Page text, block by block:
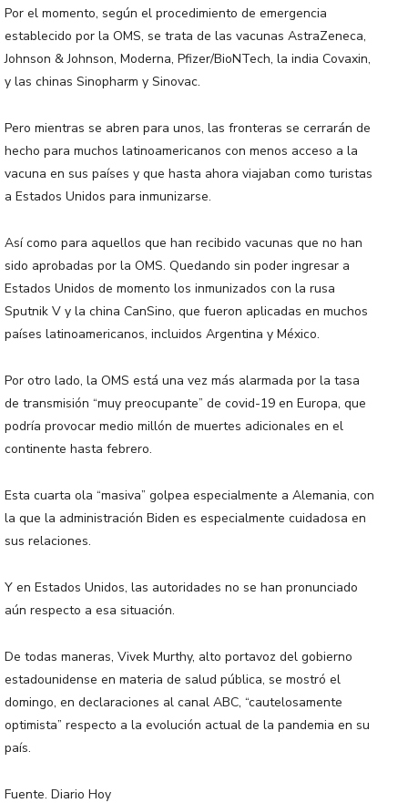
Por el momento, según el procedimiento de emergencia
establecido por la OMS, se trata de las vacunas AstraZeneca,
Johnson & Johnson, Moderna, Pfizer/BioNTech, la india Covaxin,
y las chinas Sinopharm y Sinovac.
Pero mientras se abren para unos, las fronteras se cerrarán de
hecho para muchos latinoamericanos con menos acceso a la
vacuna en sus países y que hasta ahora viajaban como turistas
a Estados Unidos para inmunizarse.
Así como para aquellos que han recibido vacunas que no han
sido aprobadas por la OMS. Quedando sin poder ingresar a
Estados Unidos de momento los inmunizados con la rusa
Sputnik V y la china CanSino, que fueron aplicadas en muchos
países latinoamericanos, incluidos Argentina y México.
Por otro lado, la OMS está una vez más alarmada por la tasa
de transmisión “muy preocupante” de covid-19 en Europa, que
podría provocar medio millón de muertes adicionales en el
continente hasta febrero.
Esta cuarta ola “masiva” golpea especialmente a Alemania, con
la que la administración Biden es especialmente cuidadosa en
sus relaciones.
Y en Estados Unidos, las autoridades no se han pronunciado
aún respecto a esa situación.
De todas maneras, Vivek Murthy, alto portavoz del gobierno
estadounidense en materia de salud pública, se mostró el
domingo, en declaraciones al canal ABC, “cautelosamente
optimista” respecto a la evolución actual de la pandemia en su
país.
Fuente. Diario Hoy